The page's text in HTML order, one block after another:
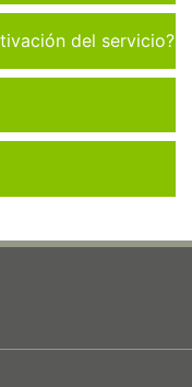
del servicio?